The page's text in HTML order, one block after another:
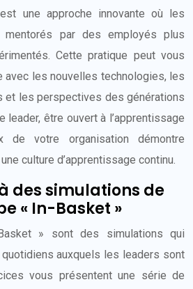
une approche innovante où les
par des employés plus
Cette pratique peut vous
avec les nouvelles technologies, les
et les perspectives des générations
leader, être ouvert à l’apprentissage
votre organisation démontre
culture d’apprentissage continu.
des simulations de
« In-Basket »
» sont des simulations qui
auxquels les leaders sont
vous présentent une série de